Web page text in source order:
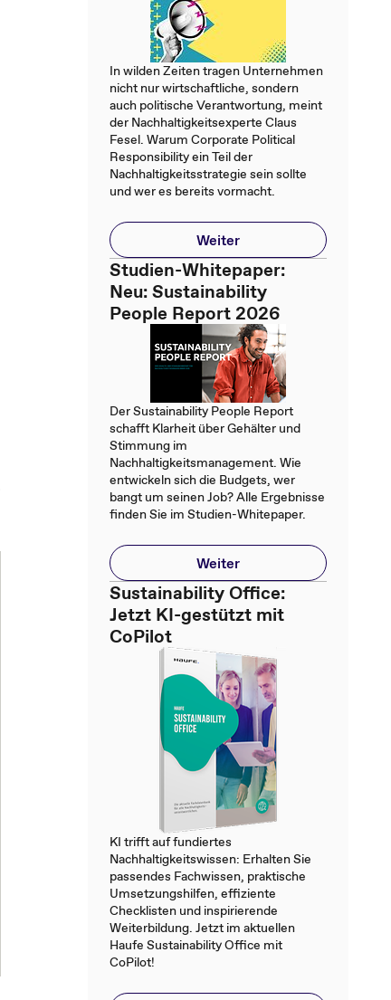
In wilden Zeiten tragen Unternehmen
nicht nur wirtschaftliche, sondern
auch politische Verantwortung, meint
der Nachhaltigkeitsexperte Claus
Fesel. Warum Corporate Political
Responsibility ein Teil der
Nachhaltigkeitsstrategie sein sollte
und wer es bereits vormacht.
Weiter
Studien-Whitepaper:
Neu: Sustainability
People Report 2026
Der Sustainability People Report
schafft Klarheit über Gehälter und
Stimmung im
Nachhaltigkeitsmanagement. Wie
entwickeln sich die Budgets, wer
bangt um seinen Job? Alle Ergebnisse
finden Sie im Studien-Whitepaper.
Weiter
Sustainability Office:
Jetzt KI-gestützt mit
CoPilot
KI trifft auf fundiertes
Nachhaltigkeitswissen: Erhalten Sie
passendes Fachwissen, praktische
Umsetzungshilfen, effiziente
Checklisten und inspirierende
Weiterbildung. Jetzt im aktuellen
Haufe Sustainability Office mit
CoPilot!